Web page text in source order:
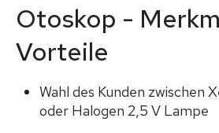
Otoskop -
Vorteile
Wahl des Kunden zwischen
oder Halogen 2,5 V Lampe